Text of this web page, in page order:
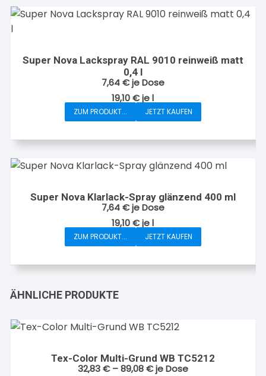
gewählt
Super Nova Lackspray RAL 9010 reinweiß matt
0,4 l
7,64€je Dose
19,10€jel
ZUM PRODUKT... JETZT KAUFEN
Super Nova Klarlack-Spray glänzend 400 ml
7,64€je Dose
19,10€jel
ZUM PRODUKT... JETZT KAUFEN
ÄHNLICHE PRODUKTE
Tex-Color Multi-Grund WB TC5212
32,83€–89,08€je Dose